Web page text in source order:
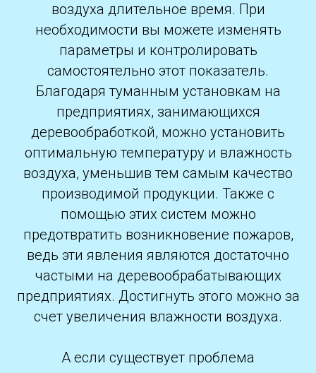
воздуха длительное время. При
необходимости вы можете изменять
параметры и контролировать
самостоятельно этот показатель.
Благодаря туманным установкам на
предприятиях, занимающихся
деревообработкой, можно установить
оптимальную температуру и влажность
воздуха, уменьшив тем самым качество
производимой продукции. Также с
помощью этих систем можно
предотвратить возникновение пожаров,
ведь эти явления являются достаточно
частыми на деревообрабатывающих
предприятиях. Достигнуть этого можно за
счет увеличения влажности воздуха.
А если существует проблема